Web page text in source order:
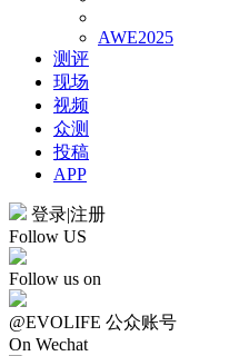
AWE2025
测评
现场
视频
众测
投稿
APP
登录|注册
Follow US
Follow us on
@EVOLIFE 公众账号
On Wechat